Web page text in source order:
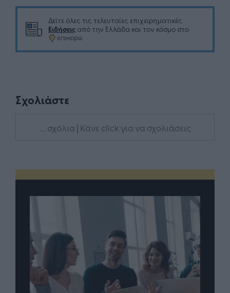
Δείτε όλες τις τελευταίες επιχειρηματικές
Ειδήσεις από την Ελλάδα και τον κόσμο στο
Σχολιάστε
... σχόλια | Κάνε click για να σχολιάσεις